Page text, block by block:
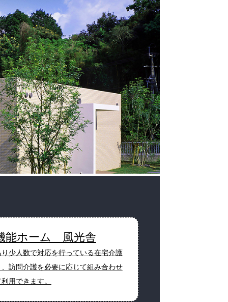
能ホーム 風光舎
少人数で対応を行っている在宅介護
訪問介護を必要に応じて組み合わせ
用できます。